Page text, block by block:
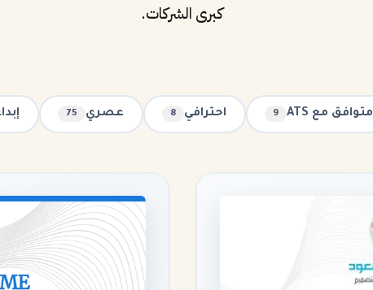
كبرى الشركات.
متوافق مع ATS 9 احترافي 8 عصري 75